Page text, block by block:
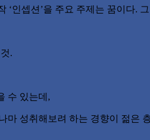
인셉션’을 주요 주제는 꿈이다.
.
수 있는데,
성취해보려 하는 경향이 젊은